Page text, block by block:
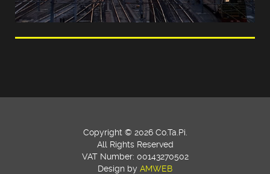
Copyright © 2026 Co.Ta.Pi.
All Rights Reserved
VAT Number: 00143270502
Design by AMWEB